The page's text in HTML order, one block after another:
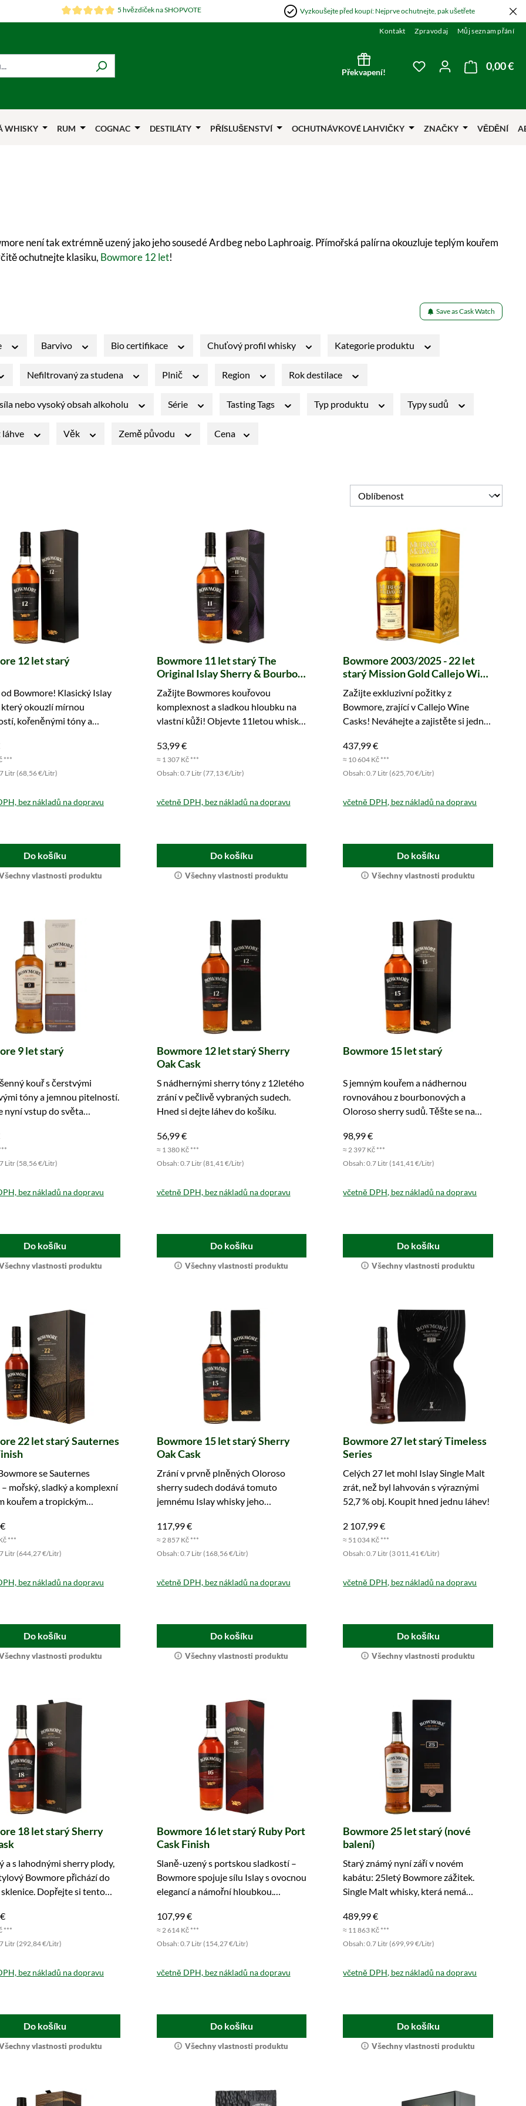
5 hvězdiček na SHOPVOTE Vyzkoušejte před koupí: Nejprve ochutnejte, pak ušetřete
Kontakt Zpravodaj Můj seznam přání
Překvapení!
Máte 0 položky v0,00 €
WHISKY RUM COGNAC DESTILÁTY PŘÍSLUŠENSTVÍ OCHUTNÁVKOVÉ LAHVIČKY ZNAČKY VĚDĚNÍ
není tak extrémně uzený jako jeho sousedé Ardbeg nebo Laphroaig. Přímořská palírna okouzluje teplým kouřem
ochutnejte klasiku, Bowmore 12 let!
Save as Cask Watch
Barvivo Bio certifikace Chuťový profil whisky Kategorie produktu
Nefiltrovaný za studena Plnič Region Rok destilace
nebo vysoký obsah alkoholu Série Tasting Tags Typ produktu Typy sudů
láhve Věk Země původu Cena
12 let starý
Bowmore! Klasický Islay
který okouzlí mírnou
kořeněnými tóny a
***
Litr (68,56 €/Litr)
bez nákladů na dopravu
Do košíku
vlastnosti produktu
Bowmore 11 let starý The
Original Islay Sherry & Bourbon
Casks Exclusive Series
Zažijte Bowmores kouřovou
komplexnost a sladkou hloubku na
vlastní kůži! Objevte 11letou whisky
53,99 €
≈ 1 307 Kč ***
Obsah: 0.7 Litr (77,13 €/Litr)
včetně DPH, bez nákladů na dopravu
Do košíku
Všechny vlastnosti produktu
Bowmore 2003/2025 - 22 let
starý Mission Gold Callejo Wine
Cask #2 The Awakening Series
(Murray McDavid)
Zažijte exkluzivní požitky z
Bowmore, zrající v Callejo Wine
Casks! Neváhejte a zajistěte si jednu
437,99 €
≈ 10 604 Kč ***
Obsah: 0.7 Litr (625,70 €/Litr)
včetně DPH, bez nákladů na dopravu
Do košíku
Všechny vlastnosti produktu
9 let starý
kouř s čerstvými
tóny a jemnou pitelností.
nyní vstup do světa
Litr (58,56 €/Litr)
bez nákladů na dopravu
Do košíku
vlastnosti produktu
Bowmore 12 let starý Sherry
Oak Cask
S nádhernými sherry tóny z 12letého
zrání v pečlivě vybraných sudech.
Hned si dejte láhev do košíku.
56,99 €
≈ 1 380 Kč ***
Obsah: 0.7 Litr (81,41 €/Litr)
včetně DPH, bez nákladů na dopravu
Do košíku
Všechny vlastnosti produktu
Bowmore 15 let starý
S jemným kouřem a nádhernou
rovnováhou z bourbonových a
Oloroso sherry sudů. Těšte se na
98,99 €
≈ 2 397 Kč ***
Obsah: 0.7 Litr (141,41 €/Litr)
včetně DPH, bez nákladů na dopravu
Do košíku
Všechny vlastnosti produktu
22 let starý Sauternes
se Sauternes
mořský, sladký a komplexní
kouřem a tropickým
***
Litr (644,27 €/Litr)
bez nákladů na dopravu
Do košíku
vlastnosti produktu
Bowmore 15 let starý Sherry
Oak Cask
Zrání v prvně plněných Oloroso
sherry sudech dodává tomuto
jemnému Islay whisky jeho
117,99 €
≈ 2 857 Kč ***
Obsah: 0.7 Litr (168,56 €/Litr)
včetně DPH, bez nákladů na dopravu
Do košíku
Všechny vlastnosti produktu
Bowmore 27 let starý Timeless
Series
Celých 27 let mohl Islay Single Malt
zrát, než byl lahvován s výraznými
52,7 % obj. Koupit hned jednu láhev!
2 107,99 €
≈ 51 034 Kč ***
Obsah: 0.7 Litr (3 011,41 €/Litr)
včetně DPH, bez nákladů na dopravu
Do košíku
Všechny vlastnosti produktu
18 let starý Sherry
a s lahodnými sherry plody,
Bowmore přichází do
Dopřejte si tento
***
Litr (292,84 €/Litr)
bez nákladů na dopravu
Do košíku
vlastnosti produktu
Bowmore 16 let starý Ruby Port
Cask Finish
Slaně-uzený s portskou sladkostí –
Bowmore spojuje sílu Islay s ovocnou
elegancí a námořní hloubkou.
107,99 €
≈ 2 614 Kč ***
Obsah: 0.7 Litr (154,27 €/Litr)
včetně DPH, bez nákladů na dopravu
Do košíku
Všechny vlastnosti produktu
Bowmore 25 let starý (nové
balení)
Starý známý nyní září v novém
kabátu: 25letý Bowmore zážitek.
Single Malt whisky, která nemá
sklenici!
489,99 €
≈ 11 863 Kč ***
Obsah: 0.7 Litr (699,99 €/Litr)
včetně DPH, bez nákladů na dopravu
Do košíku
Všechny vlastnosti produktu